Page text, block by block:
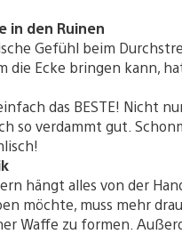
in den Ruinen
Gefühl beim
die Ecke bringen kann,
das BESTE! Nicht
so verdammt gut.
hängt alles von der
möchte, muss mehr
Waffe zu formen.